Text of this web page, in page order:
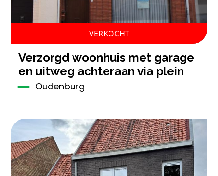
VERKOCHT
verzorgd woonhuis met garage
en uitweg achteraan via plein
Oudenburg